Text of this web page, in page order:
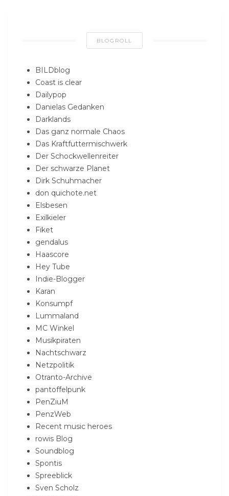
BLOGROLL
BILDblog
Coast is clear
Dailypop
Danielas Gedanken
Darklands
Das ganz normale Chaos
Das Kraftfuttermischwerk
Der Schockwellenreiter
Der schwarze Planet
Dirk Schuhmacher
don quichote.net
Elsbesen
Exilkieler
Fiket
gendalus
Haascore
Hey Tube
Indie-Blogger
Karan
Konsumpf
Lummaland
MC Winkel
Musikpiraten
Nachtschwarz
Netzpolitik
Otranto-Archive
pantoffelpunk
PenZiuM
PenzWeb
Recent music heroes
rowis Blog
Soundblog
Spontis
Spreeblick
Sven Scholz